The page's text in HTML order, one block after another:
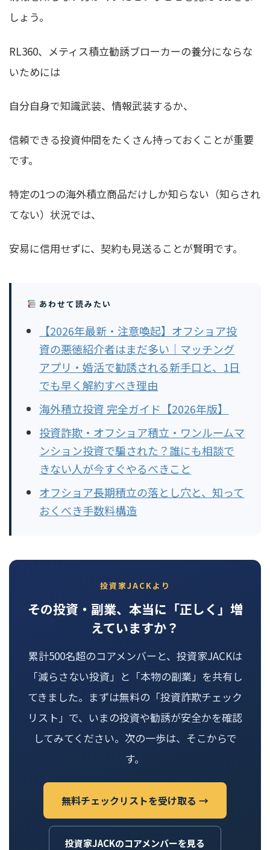
しょう。
RL360、メティス積立勧誘ブローカーの養分にならな
いためには
自分自身で知識武装、情報武装するか、
信頼できる投資仲間をたくさん持っておくことが重要
です。
特定の1つの海外積立商品だけしか知らない（知らされ
てない）状況では、
安易に信用せずに、契約も見送ることが賢明です。
あわせて読みたい
【2026年最新・注意喚起】オフショア投
資の悪徳紹介者はまだ多い｜マッチング
アプリ・婚活で勧誘される新手口と、1日
でも早く解約すべき理由
海外積立投資 完全ガイド【2026年版】
投資詐欺・オフショア積立・ワンルームマ
ンション投資で騙された？誰にも相談で
きない人が今すぐやるべきこと
オフショア長期積立の落とし穴と、知って
おくべき手数料構造
投資家JACKより
その投資・副業、本当に「正しく」増
えていますか？
累計500名超のコアメンバーと、投資家JACKは
「減らさない投資」と「本物の副業」を共有し
てきました。まずは無料の「投資詐欺チェック
リスト」で、いまの投資や勧誘が安全かを確認
してみてください。次の一歩は、そこからで
す。
無料チェックリストを受け取る →
投資家JACKのコアメンバーを見る